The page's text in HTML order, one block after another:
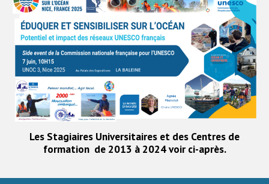
Les Stagiaires Universitaires et des Centres de
formation de 2013 à 2024 voir ci-après.